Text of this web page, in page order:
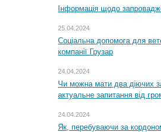
Інформація щодо
25.04.2024
Соціальна допомога для
компанії Грузар
24.04.2024
Чи можна мати два діючих
актуальне запитання від
24.04.2024
Як, перебуваючи за